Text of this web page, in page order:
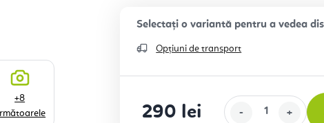
Opțiuni de transport
290 lei
+8